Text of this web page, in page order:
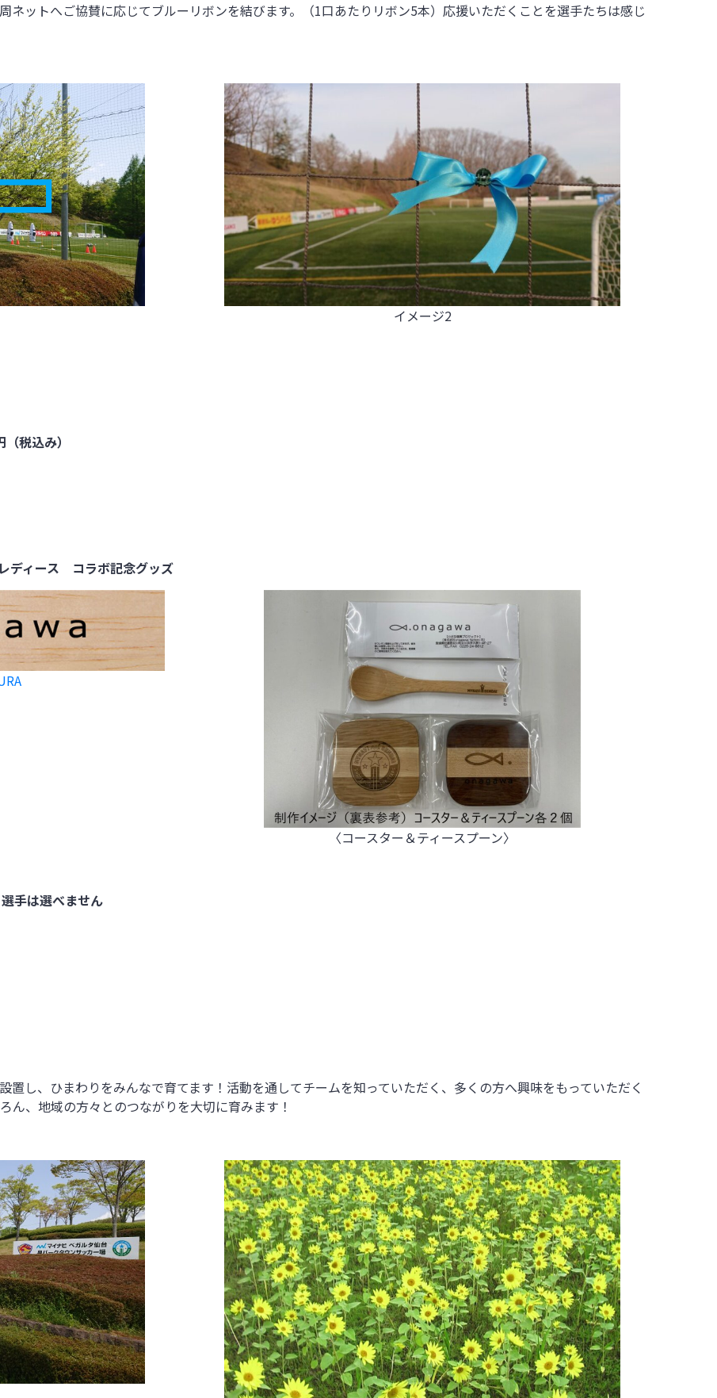
ネットへご協賛に応じてブルーリボンを結びます。（1口あたりリボン5本）応援いただくことを選手たちは感じ
イメージ2
税込み）
ディース コラボ記念グッズ
〈コースター＆ティースプーン〉
手は選べません
置し、ひまわりをみんなで育てます！活動を通してチームを知っていただく、多くの方へ興味をもっていただく
、地域の方々とのつながりを大切に育みます！